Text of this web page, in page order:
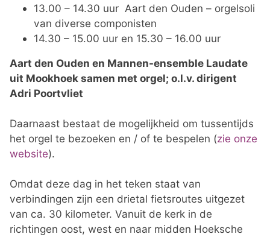
13.00 – 14.30 uur Aart den Ouden – orgelsoli
van diverse componisten
14.30 – 15.00 uur en 15.30 – 16.00 uur
Aart den Ouden en Mannen-ensemble Laudate
uit Mookhoek samen met orgel; o.l.v. dirigent
Adri Poortvliet
Daarnaast bestaat de mogelijkheid om tussentijds
het orgel te bezoeken en / of te bespelen (zie onze
website).
Omdat deze dag in het teken staat van
verbindingen zijn een drietal fietsroutes uitgezet
van ca. 30 kilometer. Vanuit de kerk in de
richtingen oost, west en naar midden Hoeksche